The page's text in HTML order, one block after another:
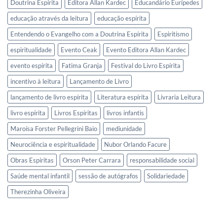
Doutrina Espírita
Editora Allan Kardec
Educandário Eurípedes
educação através da leitura
educação espírita
Entendendo o Evangelho com a Doutrina Espírita
Espiritismo
espiritualidade
Evento Ceak
Evento Editora Allan Kardec
evento espírita
Fatima Granja
Festival do Livro Espírita
incentivo à leitura
Lançamento de Livro
lançamento de livro espírita
Literatura espírita
Livraria Leitura
livro espírita
Livros Espíritas
livros infantis
Maroísa Forster Pellegrini Baio
mediunidade
Neurociência e espiritualidade
Nubor Orlando Facure
Obras Espíritas
Orson Peter Carrara
responsabilidade social
Saúde mental infantil
sessão de autógrafos
Solidariedade
Therezinha Oliveira